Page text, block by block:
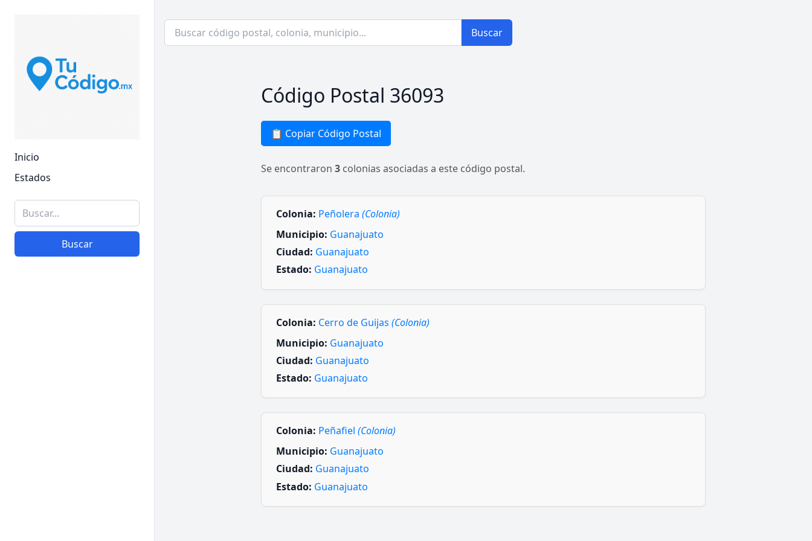
Inicio
Estados
Buscar
Buscar
Código Postal 36093
📋 Copiar Código Postal
Se encontraron 3 colonias asociadas a este código postal.
Colonia: Peñolera (Colonia)
Municipio: Guanajuato
Ciudad: Guanajuato
Estado: Guanajuato
Colonia: Cerro de Guijas (Colonia)
Municipio: Guanajuato
Ciudad: Guanajuato
Estado: Guanajuato
Colonia: Peñafiel (Colonia)
Municipio: Guanajuato
Ciudad: Guanajuato
Estado: Guanajuato